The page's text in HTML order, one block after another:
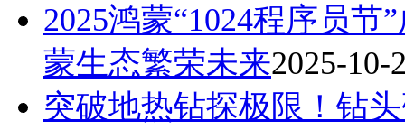
2025鸿蒙“1024程序员
蒙生态繁荣未来2025-10-
突破地热钻探极限！钻